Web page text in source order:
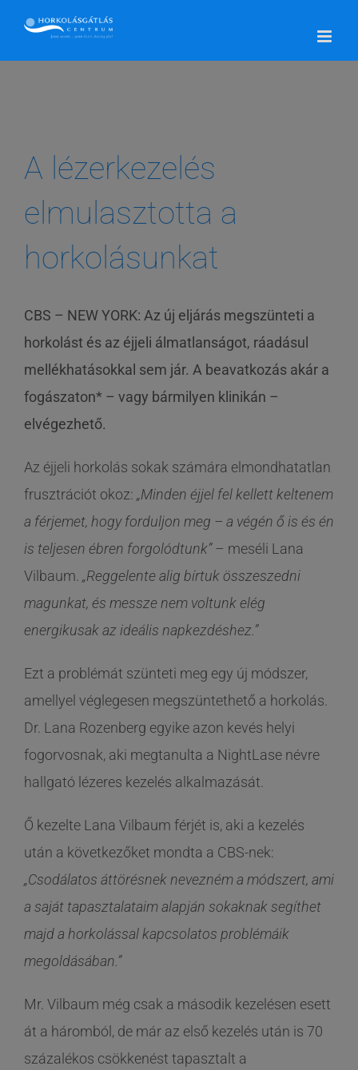
A lézerkezelés
elmulasztotta a
horkolásunkat
CBS – NEW YORK: Az új eljárás megszünteti a
horkolást és az éjjeli álmatlanságot, ráadásul
mellékhatásokkal sem jár. A beavatkozás akár a
fogászaton* – vagy bármilyen klinikán –
elvégezhető.
Az éjjeli horkolás sokak számára elmondhatatlan
frusztrációt okoz: „Minden éjjel fel kellett keltenem
a férjemet, hogy forduljon meg – a végén ő is és én
is teljesen ébren forgolódtunk”– meséli Lana
Vilbaum. „Reggelente alig bírtuk összeszedni
magunkat, és messze nem voltunk elég
energikusak az ideális napkezdéshez.”
Ezt a problémát szünteti meg egy új módszer,
amellyel véglegesen megszüntethető a horkolás.
Dr. Lana Rozenberg egyike azon kevés helyi
fogorvosnak, aki megtanulta a NightLase névre
hallgató lézeres kezelés alkalmazását.
Ő kezelte Lana Vilbaum férjét is, aki a kezelés
után a következőket mondta a CBS-nek:
„Csodálatos áttörésnek nevezném a módszert, ami
a saját tapasztalataim alapján sokaknak segíthet
majd a horkolással kapcsolatos problémáik
megoldásában.”
Mr. Vilbaum még csak a második kezelésen esett
át a háromból, de már az első kezelés után is 70
százalékos csökkenést tapasztalt a